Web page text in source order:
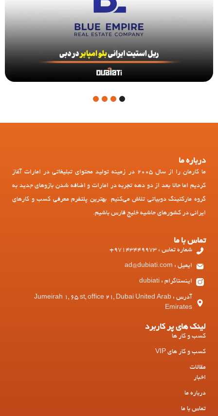
1
درباره ما
ما کارمان را از سال 2005 در زمینه تولید محتوای تبلیغاتی در امارات آغاز
کردیم اما حالا بعد از دو دهه تجربه در امارات و اضافه شدن بازوهای جدید به
گروه مارکتینگ دوبیاتی تلاش می‌کنیم بهترین پلتفرم معرفی کسب و کارهای
ایرانی در کشورهای حاشیه خلیج فارس باشیم.
تماس با ما
شماره تماس : 97143449973+
ایمیل : ad@dubiati.com
اینستاگرام : dubiati
آدرس : Jumeirah 1, 65 st, office 21, Dubai United Arab
Emirates
لینک های پر کاربرد
کسب و کار ها
کسب و کار های VIP
مقالات
اخبار
درباره ما
تماس با ما